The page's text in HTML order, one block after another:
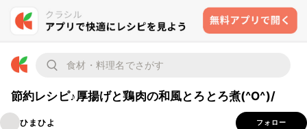
節約レシピ♪厚揚げと鶏肉の和風とろとろ煮(^O^)/
ひまひよ フォロー